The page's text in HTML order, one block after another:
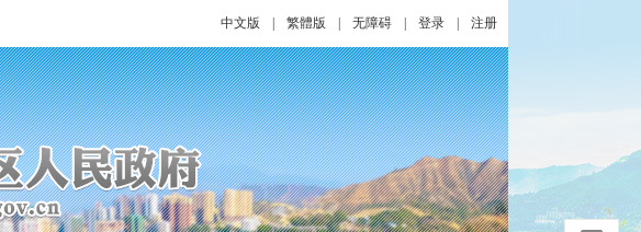
中文版 繁體版 无障碍 登录 注册